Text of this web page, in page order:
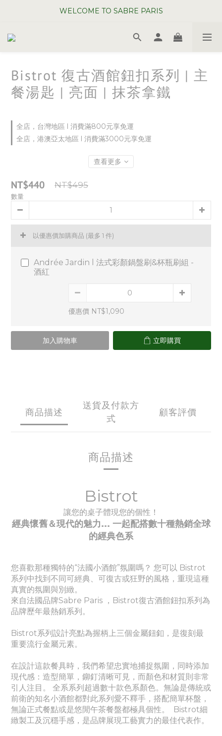
WELCOME TO SABRE PARIS
WELCOME TO SABRE PARIS
夏日年中慶全館 88 折
Bistrot 復古酒館鈕扣系列 | 主
餐湯匙 | 亮面 | 抹茶拿鐵
全店，台灣地區 l 消費滿800元享免運
全店，港澳亞太地區 l 消費滿3000元享免運
查看更多
NT$440 NT$495
數量
以優惠價加購商品 (最多 1 件)
Andrée Jardin l 法式彩顏鍋盤刷&杯瓶刷組 -
酒紅
優惠價 NT$1,090
加入購物車 立即購買
商品描述
送貨及付款方
式
顧客評價
商品描述
Bistrot
讓您的桌子體現您的個性！
經典懷舊＆現代的魅力... 一起配搭數十種熱銷全球
的經典色系
您喜歡那種獨特的“法國小酒館”氛圍嗎？ 您可以 Bistrot
系列中找到不同可經典、 可復古或狂野的風格，重現這種
真實的氛圍與別緻。
來自法國品牌Sabre Paris ，Bistrot復古酒館鈕扣系列為
品牌歷年最熱銷系列。
Bistrot系列設計亮點為握柄上三個金屬鈕釦，是復刻最
重要流行金屬元素。
在設計這款餐具時，我們希望忠實地捕捉氛圍，同時添加
現代感：造型簡單，鉚釘清晰可見，而顏色和材質則非常
引人注目。 全系系列超過數十款色系顏色。無論是傳統或
前衛的知名小酒館都對此系列愛不釋手，搭配簡單杯盤，
無論正式餐點或是悠閒午茶餐盤都極具個性。
Bistrot細
緻製工及沉穩手感，是品牌展現工藝實力的最佳代表作。